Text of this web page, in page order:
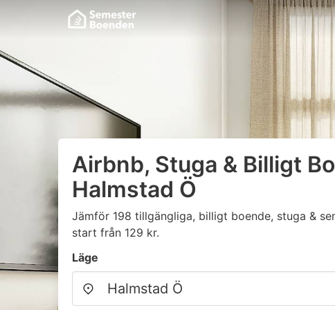
Airbnb, Stuga & Billigt
Halmstad Ö
Jämför 198 tillgängliga, billigt boende, stuga &
start från 129 kr.
Läge